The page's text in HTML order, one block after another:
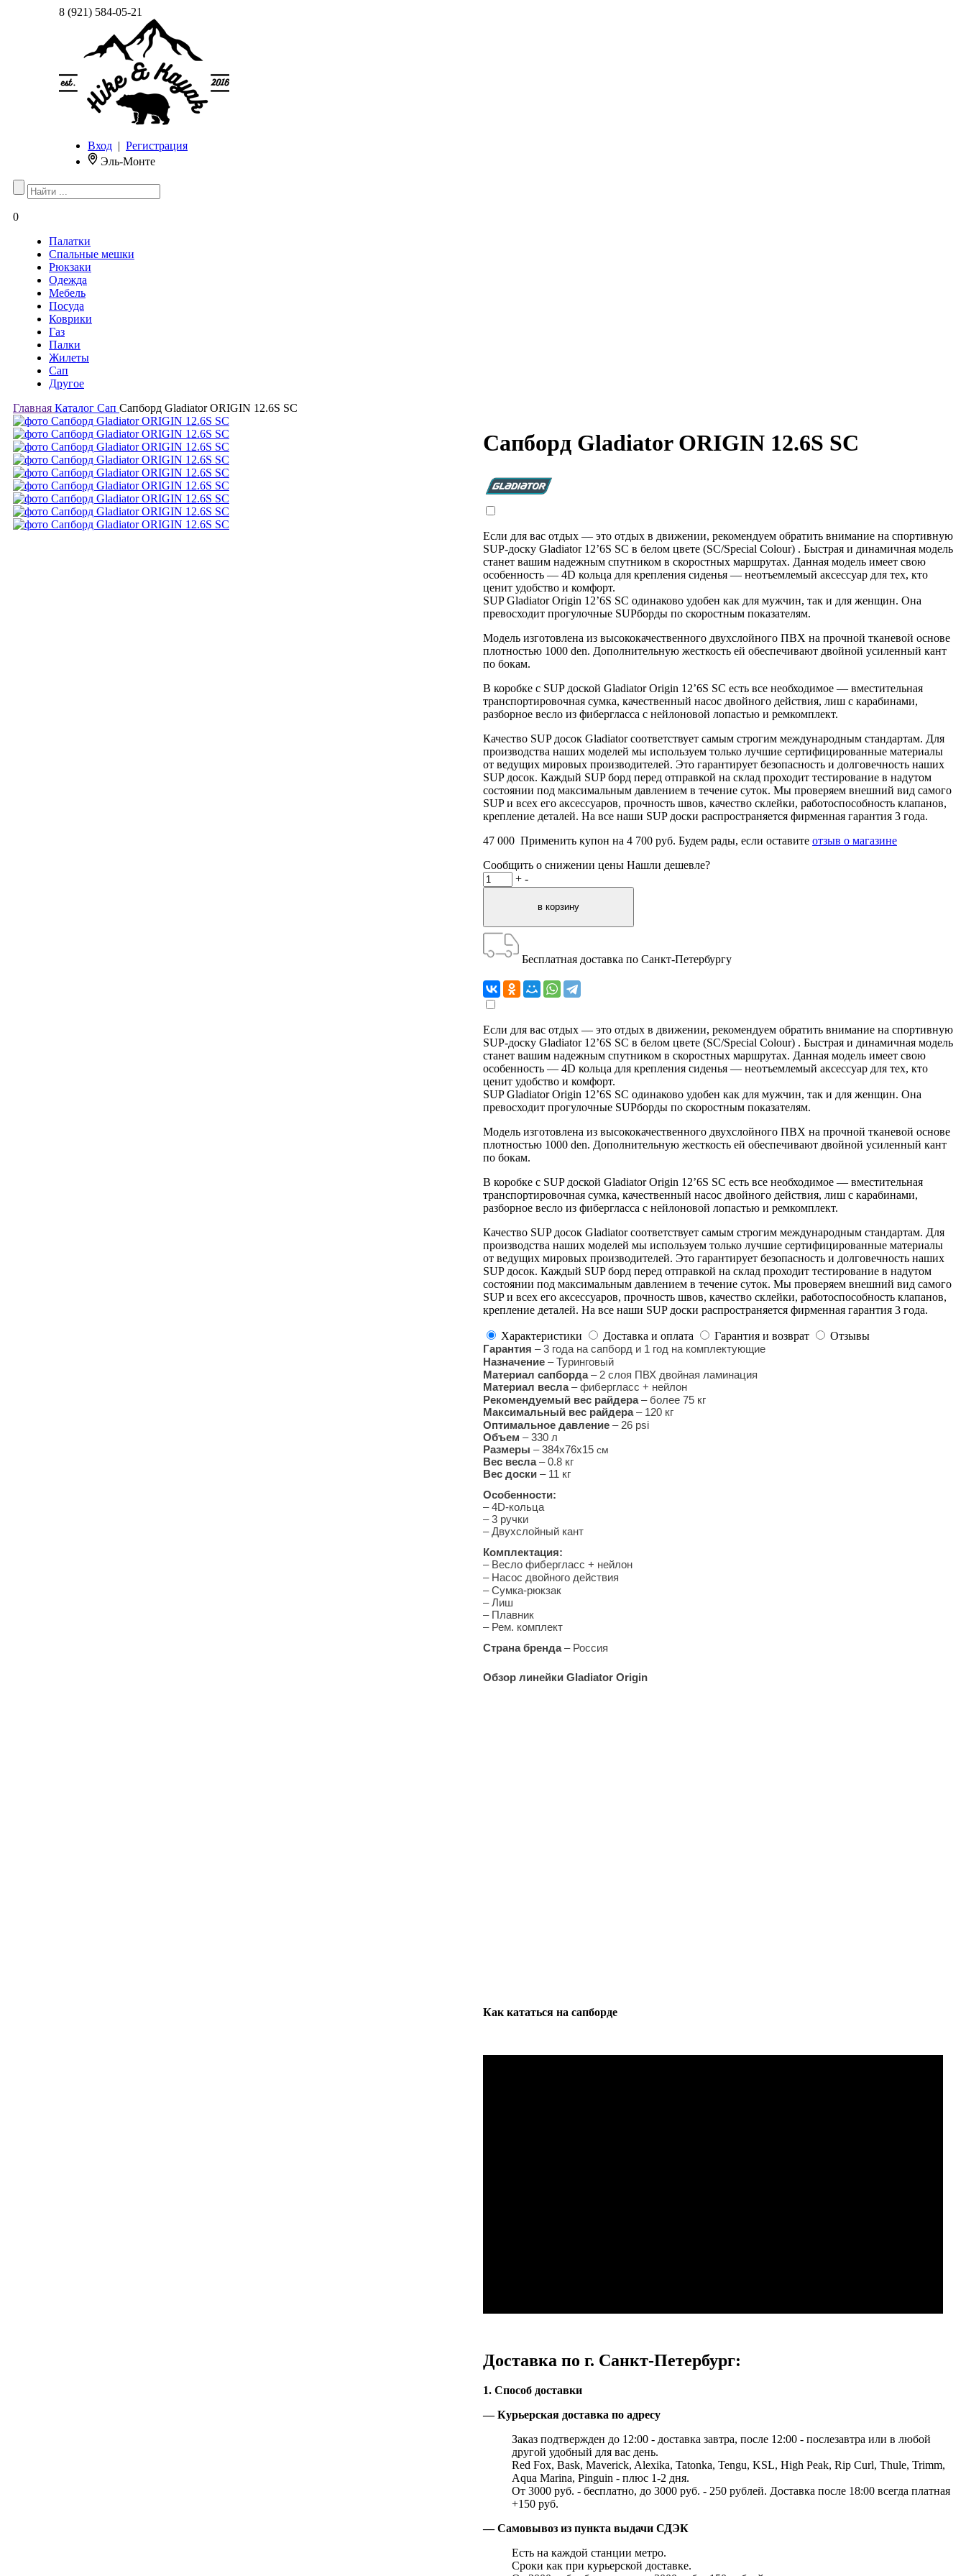
8 (921) 584-05-21
Вход | Регистрация
Эль-Монте
0
Палатки
Спальные мешки
Рюкзаки
Одежда
Мебель
Посуда
Коврики
Газ
Палки
Жилеты
Сап
Другое
Главная Каталог Сап Сапборд Gladiator ORIGIN 12.6S SC
Сапборд Gladiator ORIGIN 12.6S SC
Если для вас отдых — это отдых в движении, рекомендуем обратить внимание на спортивную
SUP-доску Gladiator 12’6S SC в белом цвете (SC/Special Colour) . Быстрая и динамичная модель
станет вашим надежным спутником в скоростных маршрутах. Данная модель имеет свою
особенность — 4D кольца для крепления сиденья — неотъемлемый аксессуар для тех, кто
ценит удобство и комфорт.
SUP Gladiator Origin 12’6S SC одинаково удобен как для мужчин, так и для женщин. Она
превосходит прогулочные SUPборды по скоростным показателям.
Модель изготовлена из высококачественного двухслойного ПВХ на прочной тканевой основе
плотностью 1000 den. Дополнительную жесткость ей обеспечивают двойной усиленный кант
по бокам.
В коробке с SUP доской Gladiator Origin 12’6S SC есть все необходимое — вместительная
транспортировочная сумка, качественный насос двойного действия, лиш с карабинами,
разборное весло из фибергласса с нейлоновой лопастью и ремкомплект.
Качество SUP досок Gladiator соответствует самым строгим международным стандартам. Для
производства наших моделей мы используем только лучшие сертифицированные материалы
от ведущих мировых производителей. Это гарантирует безопасность и долговечность наших
SUP досок. Каждый SUP борд перед отправкой на склад проходит тестирование в надутом
состоянии под максимальным давлением в течение суток. Мы проверяем внешний вид самого
SUP и всех его аксессуаров, прочность швов, качество склейки, работоспособность клапанов,
крепление деталей. На все наши SUP доски распространяется фирменная гарантия 3 года.
47 000 Применить купон на 4 700 руб. Будем рады, если оставите отзыв о магазине
Сообщить о снижении цены Нашли дешевле?
+ -
Бесплатная доставка по Санкт-Петербургу
Если для вас отдых — это отдых в движении, рекомендуем обратить внимание на спортивную
SUP-доску Gladiator 12’6S SC в белом цвете (SC/Special Colour) . Быстрая и динамичная модель
станет вашим надежным спутником в скоростных маршрутах. Данная модель имеет свою
особенность — 4D кольца для крепления сиденья — неотъемлемый аксессуар для тех, кто
ценит удобство и комфорт.
SUP Gladiator Origin 12’6S SC одинаково удобен как для мужчин, так и для женщин. Она
превосходит прогулочные SUPборды по скоростным показателям.
Модель изготовлена из высококачественного двухслойного ПВХ на прочной тканевой основе
плотностью 1000 den. Дополнительную жесткость ей обеспечивают двойной усиленный кант
по бокам.
В коробке с SUP доской Gladiator Origin 12’6S SC есть все необходимое — вместительная
транспортировочная сумка, качественный насос двойного действия, лиш с карабинами,
разборное весло из фибергласса с нейлоновой лопастью и ремкомплект.
Качество SUP досок Gladiator соответствует самым строгим международным стандартам. Для
производства наших моделей мы используем только лучшие сертифицированные материалы
от ведущих мировых производителей. Это гарантирует безопасность и долговечность наших
SUP досок. Каждый SUP борд перед отправкой на склад проходит тестирование в надутом
состоянии под максимальным давлением в течение суток. Мы проверяем внешний вид самого
SUP и всех его аксессуаров, прочность швов, качество склейки, работоспособность клапанов,
крепление деталей. На все наши SUP доски распространяется фирменная гарантия 3 года.
Характеристики Доставка и оплата Гарантия и возврат
Отзывы
Гарантия – 3 года на сапборд и 1 год на комплектующие
Назначение – Туринговый
Материал сапборда–2 слоя ПВХ двойная ламинация
Материал весла– фибергласс + нейлон
Рекомендуемый вес райдера– более 75 кг
Максимальный вес райдера– 120 кг
Оптимальное давление – 26 psi
Объем – 330 л
Размеры – 384х76х15 см
Вес весла– 0.8 кг
Вес доски – 11 кг
Особенности:
– 4D-кольца
– 3 ручки
– Двухслойный кант
Комплектация:
–Весло фибергласс + нейлон
– Насос двойного действия
– Сумка-рюкзак
– Лиш
– Плавник
– Рем. комплект
Страна бренда– Россия
Обзор линейки Gladiator Origin
Как кататься на сапборде
Доставка по г. Санкт-Петербург:
1. Способ доставки
— Курьерская доставка по адресу
Заказ подтвержден до 12:00 - доставка завтра, после 12:00 - послезавтра или в любой
другой удобный для вас день.
Red Fox, Bask, Maverick, Alexika, Tatonka, Tengu, KSL, High Peak, Rip Curl, Thule, Trimm,
Aqua Marina, Pinguin - плюс 1-2 дня.
От 3000 руб. - бесплатно, до 3000 руб. - 250 рублей. Доставка после 18:00 всегда платная
+150 руб.
— Самовывоз из пункта выдачи СДЭК
Есть на каждой станции метро.
Сроки как при курьерской доставке.